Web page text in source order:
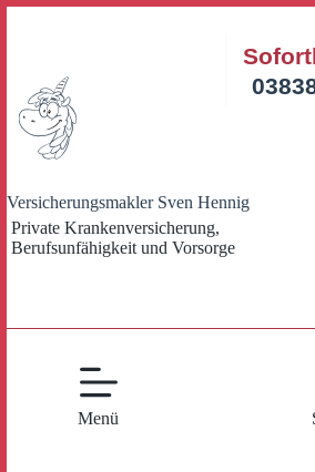
Versicherungsmakler Sven Hennig
Private Krankenversicherung,
Berufsunfähigkeit und Vorsorge
Menü